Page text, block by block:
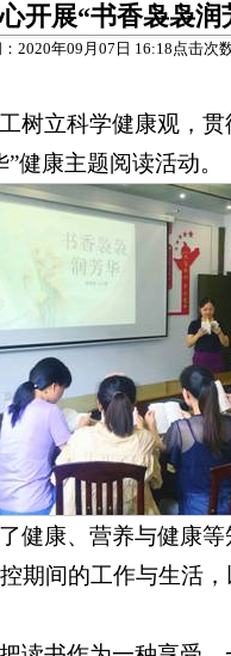
开展“书香袅袅
2020年09月07日 16:18点击次
树立科学健康观，
健康主题阅读活动。
健康、营养与健康
期间的工作与生活